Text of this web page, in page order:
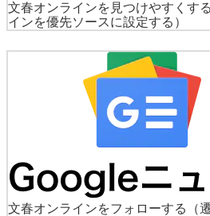
文春オンラインを見つけやすくする
インを優先ソースに設定する）
文春オンラインをフォローする
（